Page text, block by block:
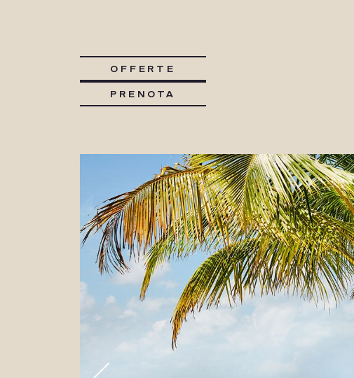
OFFERTE
PRENOTA